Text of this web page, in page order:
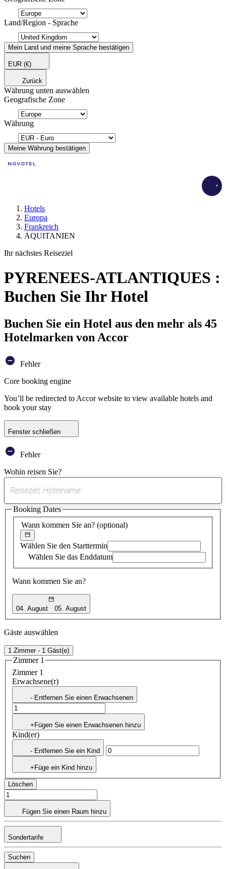
Land/Region - Sprache
Mein Land und meine Sprache bestätigen
EUR (€)
Zurück
Währung unten auswählen
Geografische Zone
Währung
Meine Währung bestätigen
Hotels
Europa
Frankreich
AQUITANIEN
Ihr nächstes Reiseziel
PYRENEES-ATLANTIQUES :
Buchen Sie Ihr Hotel
Buchen Sie ein Hotel aus den mehr als 45
Hotelmarken von Accor
Fehler
Core booking engine
You’ll be redirected to Accor website to view available hotels and
book your stay
Fenster schließen
Fehler
Wohin reisen Sie?
gefundener
Vorschlag
Wann kommen Sie an? (optional)
Wählen Sie den Starttermin
Wählen Sie das Enddatum
Wann kommen Sie an?
04. August 05. August
Booking Dates
Gäste auswählen
1 Zimmer - 1 Gäst(e)
Zimmer 1
Zimmer 1
Erwachsene(r)
- Entfernen Sie einen Erwachsenen
+Fügen Sie einen Erwachsenen hinzu
Kind(er)
- Entfernen Sie ein Kind
+Füge ein Kind hinzu
Löschen
Fügen Sie einen Raum hinzu
Sondertarife
Suchen